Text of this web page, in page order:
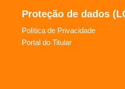
Proteção de dados
Política de Privacidade
Portal do Titular